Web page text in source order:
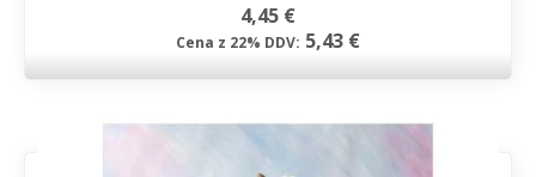
4,45 €
Cena z 22% DDV: 5,43 €